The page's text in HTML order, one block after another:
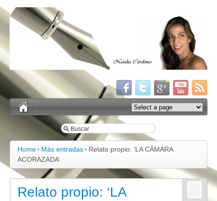
Home Más entradas
Relato propio: ‘LA CÁMARA
ACORAZADA’
Relato propio: ‘LA